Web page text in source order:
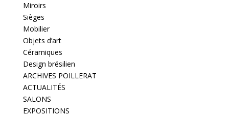
Miroirs
Sièges
Mobilier
Objets d’art
Céramiques
Design brésilien
ARCHIVES POILLERAT
ACTUALITÉS
SALONS
EXPOSITIONS